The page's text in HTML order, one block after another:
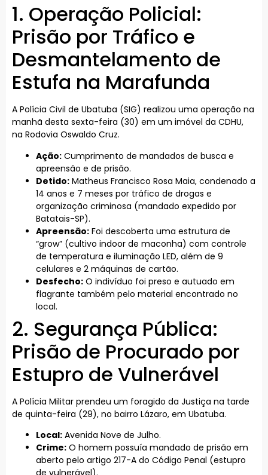
1. Operação Policial:
Prisão por Tráfico e
Desmantelamento de
Estufa na Marafunda
A Polícia Civil de Ubatuba (SIG) realizou uma operação na
manhã desta sexta-feira (30) em um imóvel da CDHU,
na Rodovia Oswaldo Cruz.
Ação: Cumprimento de mandados de busca e
apreensão e de prisão.
Detido: Matheus Francisco Rosa Maia, condenado a
14 anos e 7 meses por tráfico de drogas e
organização criminosa (mandado expedido por
Batatais-SP).
Apreensão: Foi descoberta uma estrutura de
“grow” (cultivo indoor de maconha) com controle
de temperatura e iluminação LED, além de 9
celulares e 2 máquinas de cartão.
Desfecho: O indivíduo foi preso e autuado em
flagrante também pelo material encontrado no
local.
2. Segurança Pública:
Prisão de Procurado por
Estupro de Vulnerável
A Polícia Militar prendeu um foragido da Justiça na tarde
de quinta-feira (29), no bairro Lázaro, em Ubatuba.
Local: Avenida Nove de Julho.
Crime: O homem possuía mandado de prisão em
aberto pelo artigo 217-A do Código Penal (estupro
de vulnerável).